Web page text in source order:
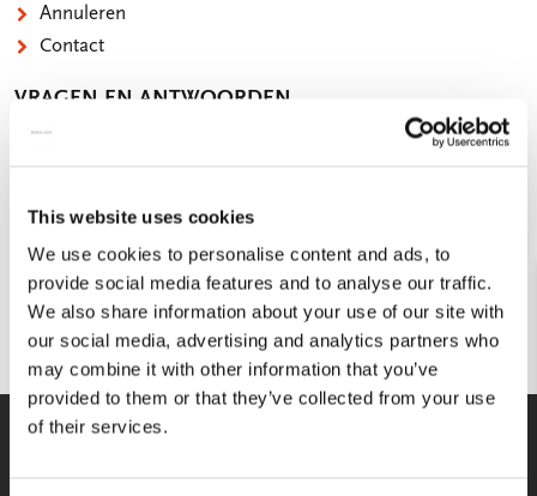
This website uses cookies
We use cookies to personalise content and ads, to
provide social media features and to analyse our traffic.
We also share information about your use of our site with
our social media, advertising and analytics partners who
may combine it with other information that you’ve
provided to them or that they’ve collected from your use
of their services.
Annuleren
Contact
VRAGEN EN ANTWOORDEN
American Express etc.), iDEAL en Bancontact.
Zijn de genoemde prijzen inclusief BTW?
Mijn betaling met de credit card komt niet door
WE HELPEN U GRAAG!